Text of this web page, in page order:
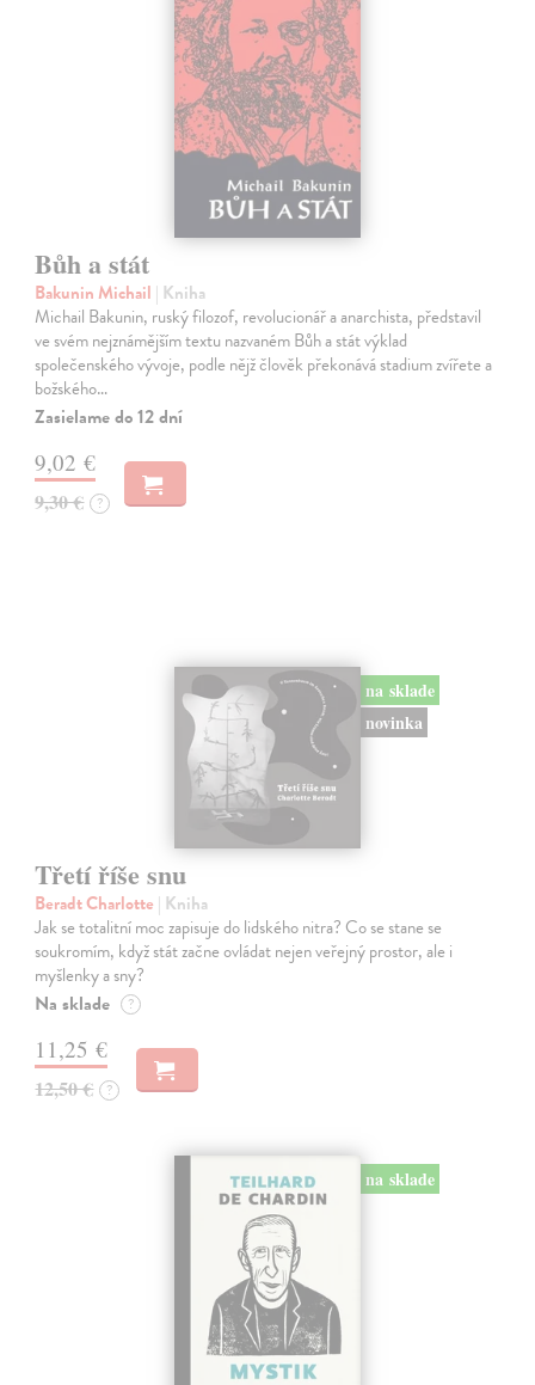
Bůh a stát
Bakunin Michail | Kniha
Michail Bakunin, ruský filozof, revolucionář a anarchista, představil
ve svém nejznámějším textu nazvaném Bůh a stát výklad
společenského vývoje, podle nějž člověk překonává stadium zvířete a
božského…
Zasielame do 12 dní
9,02 €
9,30 € ?
na sklade
novinka
Třetí říše snu
Beradt Charlotte | Kniha
Jak se totalitní moc zapisuje do lidského nitra? Co se stane se
soukromím, když stát začne ovládat nejen veřejný prostor, ale i
myšlenky a sny?
Na sklade ?
11,25 €
12,50 € ?
na sklade